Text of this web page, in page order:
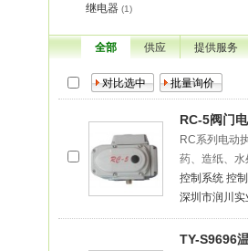
继电器 (1)
全部 供应 提供服务
RC-5阀门
RC系列电动
药、造纸、
控制系统 控
深圳市润川实
TY-S9696